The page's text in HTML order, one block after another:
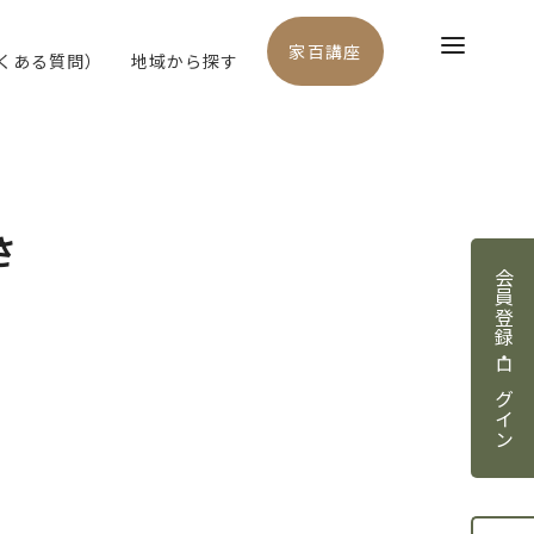
会員登録・ログイン
ある質問） 地域から探す 家百講座